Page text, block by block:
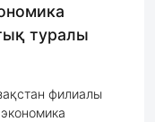
туралы
филиалы